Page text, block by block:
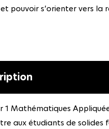
pouvoir s’orienter vers la
1 Mathématiques
aux étudiants de solides